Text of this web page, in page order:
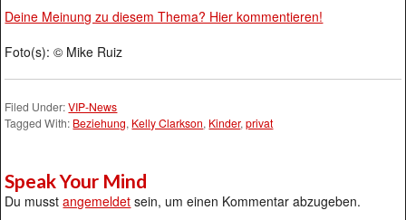
Deine Meinung zu diesem Thema? Hier kommentieren!
Foto(s): © Mike Ruiz
Filed Under:VIP-News
Tagged With: Beziehung, Kelly Clarkson, Kinder,privat
Speak Your Mind
Du musstangemeldet sein, um einen Kommentar abzugeben.